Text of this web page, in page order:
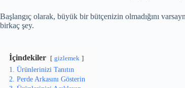
Başlangıç ​​olarak, büyük bir bütçenizin olmadığını
birkaç şey.
İçindekiler gizlemek
1. Ürünlerinizi Tanıtın
2. Perde Arkasını Gösterin